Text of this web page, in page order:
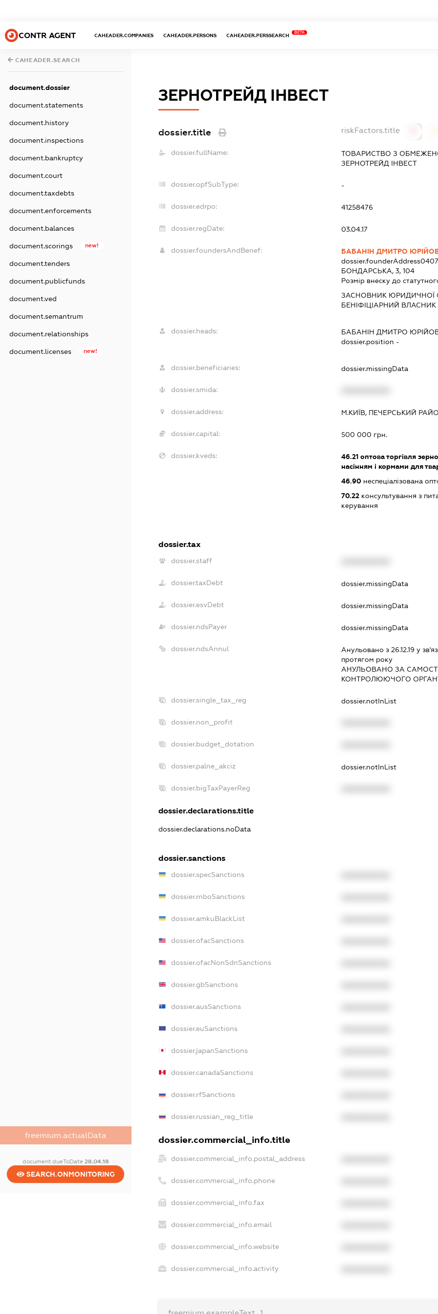
CONTR AGENT CAHEADER.COMPANIES CAHEADER.PERSONS CAHEADER.PERSSEARCH
BETA
CAHEADER.SEARCH
document.dossier
document.statements
document.history
document.inspections
document.bankruptcy
document.court
document.taxdebts
document.enforcements
document.balances
document.scorings new!
document.tenders
document.publicfunds
document.ved
document.semantrum
document.relationships
document.licenses new!
freemium.actualData
document.dueToDate 28.04.18
SEARCH.ONMONITORING
ЗЕРНОТРЕЙД ІНВЕСТ
dossier.title riskFactors.title
dossier.fullName:
ТОВАРИСТВО З
ЗЕРНОТРЕЙД ІНВЕСТ
dossier.opfSubType: -
dossier.edrpo: 41258476
dossier.regDate: 03.04.17
dossier.foundersAndBenef:
БАБАНІН ДМИТРО
dossier.founderAddress
БОНДАРСЬКА, 3, 104
Розмір внеску до
ЗАСНОВНИК ЮРИДИЧНОЇ
БЕНІФІЦІАРНИЙ
dossier.heads: БАБАНІН ДМИТРО
dossier.position -
dossier.beneficiaries: dossier.missingData
dossier.smida:
dossier.address: М.КИЇВ, ПЕЧЕРСЬКИЙ
dossier.capital: 500 000 грн.
dossier.kveds: 46.21оптова торгівля
насінням і кормами для
46.90неспеціалізована
70.22консультування з
керування
dossier.tax
dossier.staff
dossier.taxDebt dossier.missingData
dossier.esvDebt dossier.missingData
dossier.ndsPayer dossier.missingData
dossier.ndsAnnul Анульовано з 26.12.19 у
протягом року
АНУЛЬОВАНО ЗА
КОНТРОЛЮЮЧОГО
dossier.single_tax_reg dossier.notInList
dossier.non_profit
dossier.budget_dotation
dossier.palne_akciz dossier.notInList
dossier.bigTaxPayerReg
dossier.declarations.title
dossier.declarations.noData
dossier.sanctions
dossier.specSanctions
dossier.rnboSanctions
dossier.amkuBlackList
dossier.ofacSanctions
dossier.ofacNonSdnSanctions
dossier.gbSanctions
dossier.ausSanctions
dossier.euSanctions
dossier.japanSanctions
dossier.canadaSanctions
dossier.rfSanctions
dossier.russian_reg_title
dossier.commercial_info.title
dossier.commercial_info.postal_address
dossier.commercial_info.phone
dossier.commercial_info.fax
dossier.commercial_info.email
dossier.commercial_info.website
dossier.commercial_info.activity